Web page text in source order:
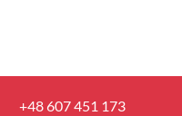
+48 607 451 173